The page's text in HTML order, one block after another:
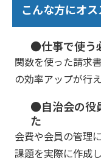
こんな方にオス
●仕事で使う
関数を使った請求
の効率アップが行
●自治会の役
た
会費や会員の管理
課題を実際に作成